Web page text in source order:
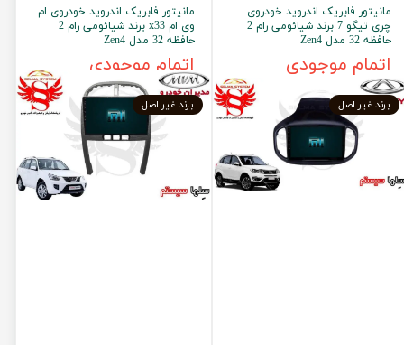
مانیتور فابریک اندروید خودروی
چری تیگو 7 برند شیائومی رام 2
حافظه 32 مدل Zen4
اتمام موجودی
مانیتور فابریک اندروید خودروی ام
وی ام x33 برند شیائومی رام 2
حافظه 32 مدل Zen4
اتمام موجودی
برند غیر اصل برند غیر اصل